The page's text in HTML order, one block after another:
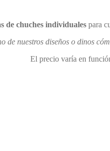
de chuches individuales para
de nuestros diseños o dinos
El precio varía en